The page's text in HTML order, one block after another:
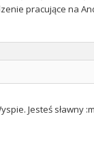
pracujące na
Jesteś sławny